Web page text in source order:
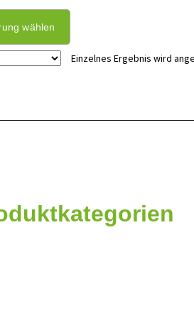
wählen
Einzelnes Ergebnis wird